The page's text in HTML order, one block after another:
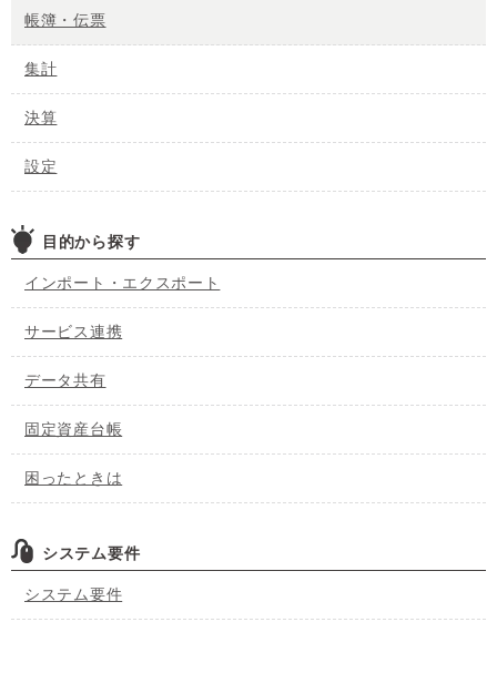
帳簿・伝票
集計
決算
設定
目的から探す
インポート・エクスポート
サービス連携
データ共有
固定資産台帳
困ったときは
システム要件
システム要件